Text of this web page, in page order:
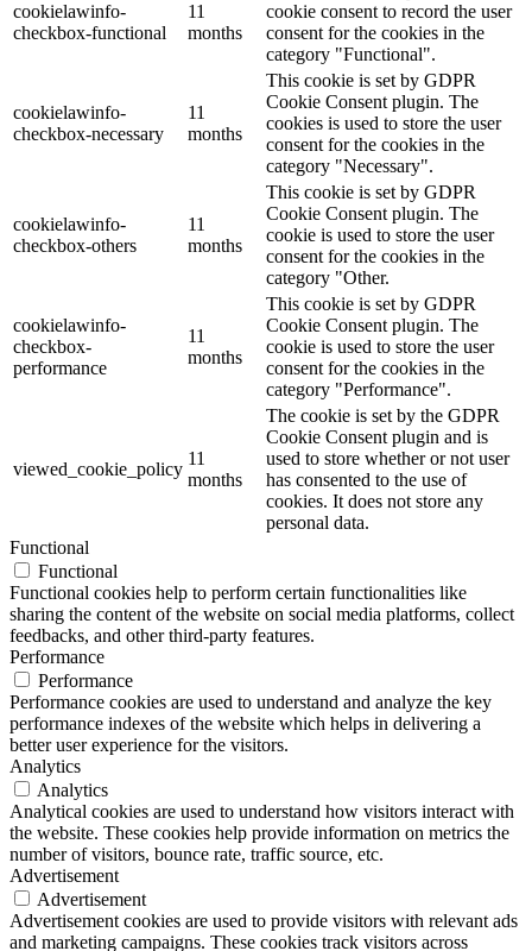
cookielawinfo-
checkbox-functional
11
months
cookie consent to record the user
consent for the cookies in the
category "Functional".
cookielawinfo-
checkbox-necessary
11
months
This cookie is set by GDPR
Cookie Consent plugin. The
cookies is used to store the user
consent for the cookies in the
category "Necessary".
cookielawinfo-
checkbox-others
11
months
This cookie is set by GDPR
Cookie Consent plugin. The
cookie is used to store the user
consent for the cookies in the
category "Other.
cookielawinfo-
checkbox-
performance
11
months
This cookie is set by GDPR
Cookie Consent plugin. The
cookie is used to store the user
consent for the cookies in the
category "Performance".
viewed_cookie_policy
11
months
The cookie is set by the GDPR
Cookie Consent plugin and is
used to store whether or not user
has consented to the use of
cookies. It does not store any
personal data.
Functional
Functional
Functional cookies help to perform certain functionalities like
sharing the content of the website on social media platforms, collect
feedbacks, and other third-party features.
Performance
Performance
Performance cookies are used to understand and analyze the key
performance indexes of the website which helps in delivering a
better user experience for the visitors.
Analytics
Analytics
Analytical cookies are used to understand how visitors interact with
the website. These cookies help provide information on metrics the
number of visitors, bounce rate, traffic source, etc.
Advertisement
Advertisement
Advertisement cookies are used to provide visitors with relevant ads
and marketing campaigns. These cookies track visitors across